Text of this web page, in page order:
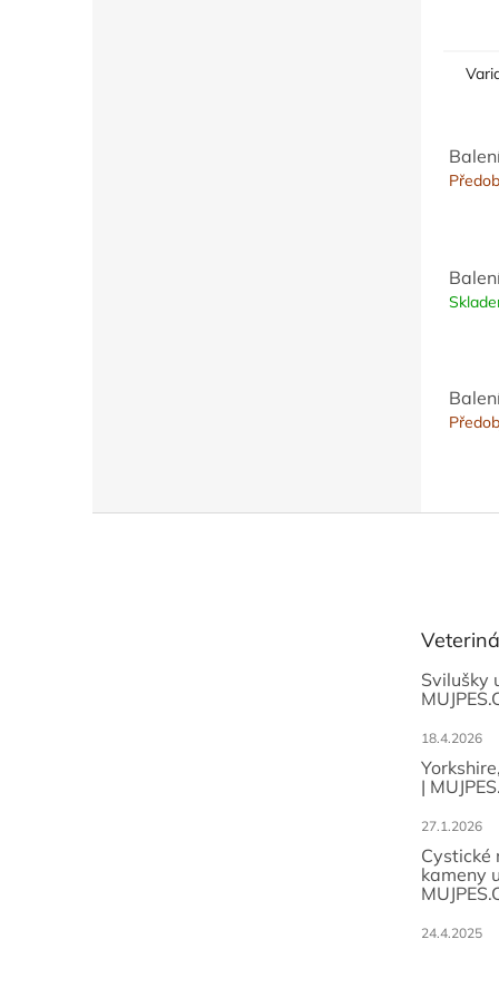
Svilušky
18.4.2026
|
27.1.2026
Cystické
kameny
24.4.2025